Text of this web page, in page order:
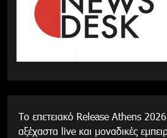
Το επετειακό Release Athens
αξέχαστα live και μοναδικές